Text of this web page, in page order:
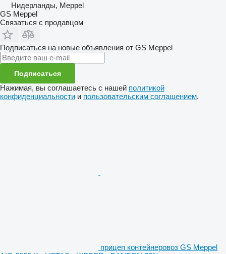
Нидерланды, Meppel
GS Meppel
Связаться с продавцом
Подписаться на новые объявления от GS Meppel
Подписаться
Нажимая, вы соглашаетесь с нашей политикой
конфиденциальности и пользовательским соглашением.
прицеп контейнеровоз GS Meppel